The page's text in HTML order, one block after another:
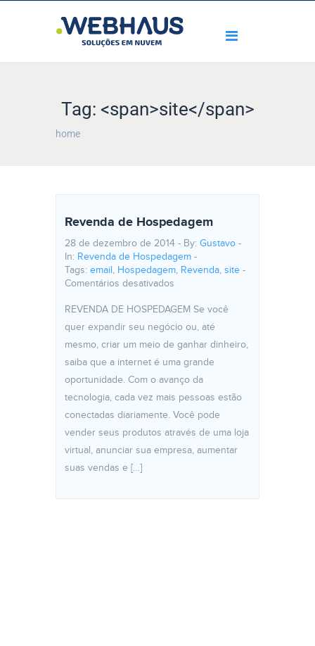
Tag: <span>site</span>
home
Revenda de Hospedagem
28 de dezembro de 2014 - By: Gustavo -
In: Revenda de Hospedagem -
Tags: email , Hospedagem, Revenda, site -
Comentários desativados
REVENDA DE HOSPEDAGEM Se você
quer expandir seu negócio ou, até
mesmo, criar um meio de ganhar dinheiro,
saiba que a internet é uma grande
oportunidade. Com o avanço da
tecnologia, cada vez mais pessoas estão
conectadas diariamente. Você pode
vender seus produtos através de uma loja
virtual, anunciar sua empresa, aumentar
suas vendas e […]